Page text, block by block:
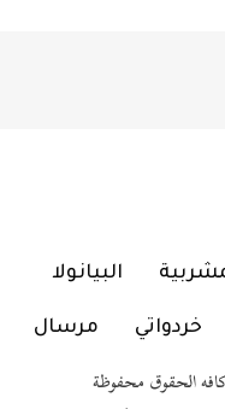
البيانولا
خردواتي مرسال